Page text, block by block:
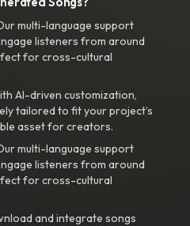
multi-language support
listeners from around
for cross-cultural
AI-driven customization,
tailored to fit your project’s
asset for creators.
multi-language support
listeners from around
for cross-cultural
and integrate songs